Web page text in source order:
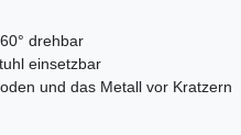
drehbar
einsetzbar
und das Metall vor Kratzern